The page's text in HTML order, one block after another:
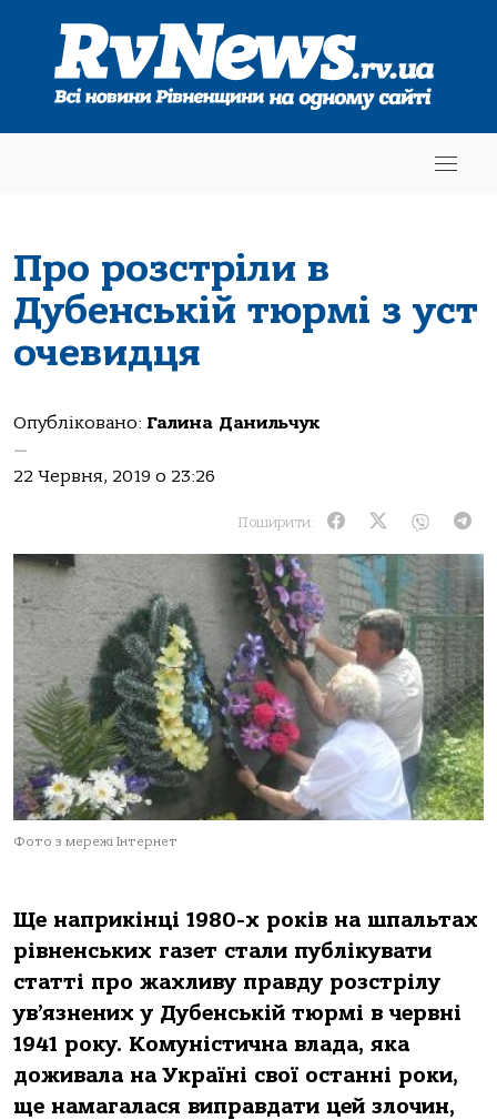
Про розстріли в
Дубенській тюрмі з уст
очевидця
Опубліковано: Галина Данильчук
—
22 Червня, 2019 о 23:26
Поширити:
Фото з мережі Інтернет
Ще наприкінці 1980-х років на шпальтах
рівненських газет стали публікувати
статті про жахливу правду розстрілу
ув’язнених у Дубенській тюрмі в червні
1941 року. Комуністична влада, яка
доживала на Україні свої останні роки,
ще намагалася виправдати цей злочин,